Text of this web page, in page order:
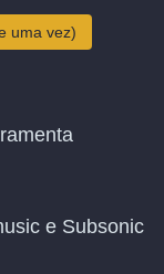
uma vez)
e Subsonic